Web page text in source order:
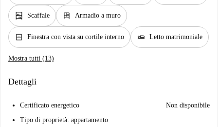
shelves Scaffale dresser Armadio a muro
window_closed Finestra con vista su cortile interno airline_seat_flat Letto matrimoniale
Mostra tutti (13)
Dettagli
Certificato energetico
Non disponibile
Tipo di proprietà: appartamento